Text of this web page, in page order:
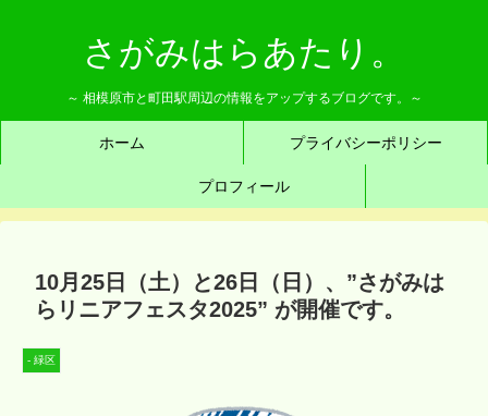
さがみはらあたり。
～ 相模原市と町田駅周辺の情報をアップするブログです。～
ホーム プライバシーポリシー
プロフィール
10月25日（土）と26日（日）、”さがみは
らリニアフェスタ2025” が開催です。
- 緑区